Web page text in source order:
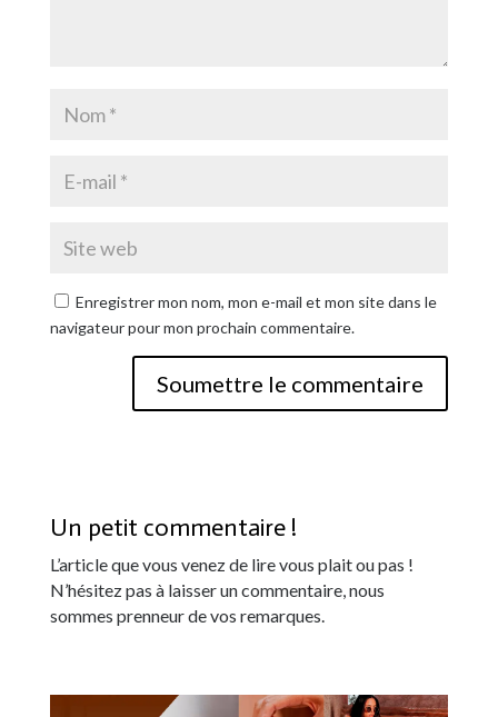
Enregistrer mon nom, mon e-mail et mon site dans le
navigateur pour mon prochain commentaire.
Soumettre le commentaire
Un petit commentaire !
L’article que vous venez de lire vous plait ou pas !
N’hésitez pas à laisser un commentaire, nous
sommes prenneur de vos remarques.